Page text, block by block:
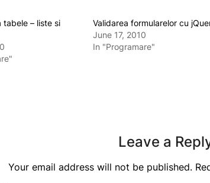
tabele – liste si
Validarea formularelor cu
June 17, 2010
In "Programare"
Leave a
Your email address will not be published.